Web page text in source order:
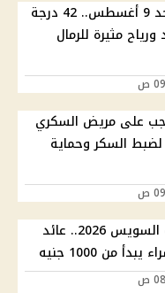
درجات الحرارة اليوم الأحد 9 أغسطس.. 42 درجة
مثيرة للرمال
يجب على مريض السكري
السكر وحماية
شهادات ادخار بنك قناة السويس 2026.. عائد